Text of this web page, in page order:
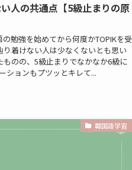
人の共通点【5級止まりの原
勉強を始めてから何度かTOPIKを受
着けない人は少なくないとも思い
ものの、5級止まりでなかなか6級に
ションもプツッとキレて...
韓国語学習